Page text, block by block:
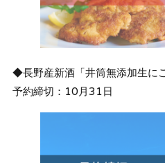
◆長野産新酒「井筒無添加生に
予約締切：10月31日